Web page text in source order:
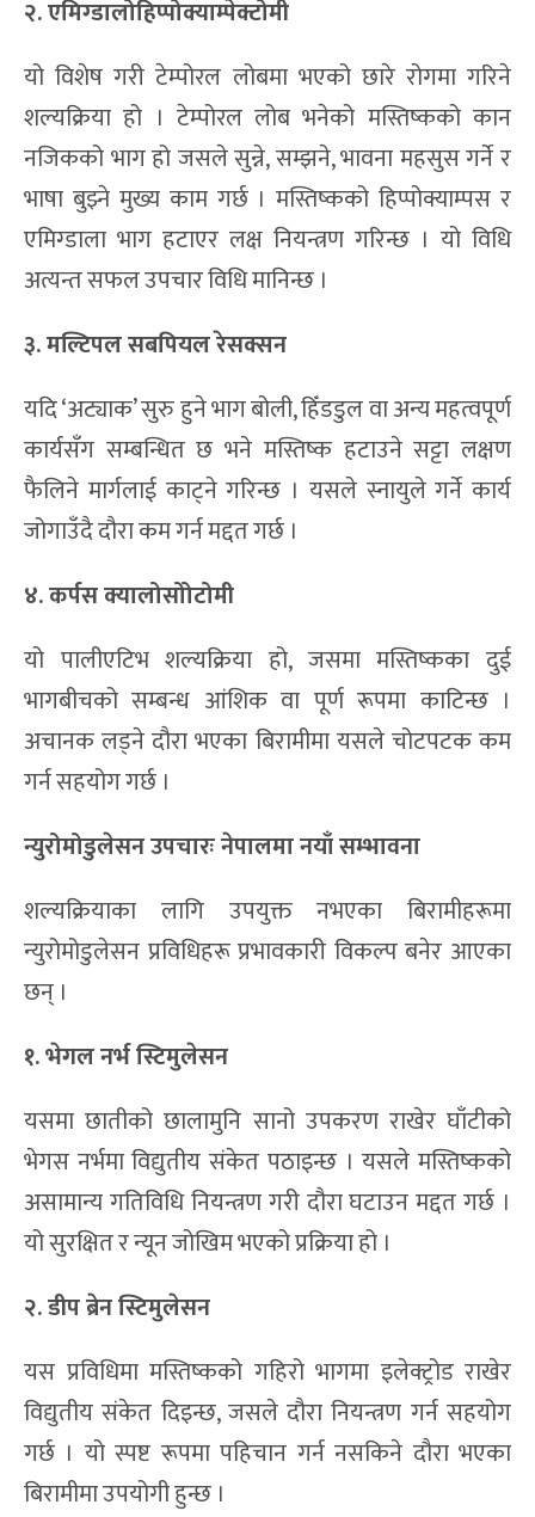
२. एमिग्डालोहिप्पोक्याम्पेक्टोमी
यो विशेष गरी टेम्पोरल लोबमा भएको छारे रोगमा गरिने
शल्यक्रिया हो । टेम्पोरल लोब भनेको मस्तिष्कको कान
नजिकको भाग हो जसले सुन्ने, सम्झने, भावना महसुस गर्ने र
भाषा बुझ्ने मुख्य काम गर्छ । मस्तिष्कको हिप्पोक्याम्पस र
एमिग्डाला भाग हटाएर लक्ष नियन्त्रण गरिन्छ । यो विधि
अत्यन्त सफल उपचार विधि मानिन्छ ।
३. मल्टिपल सबपियल रेसक्सन
यदि ‘अट्याक’ सुरु हुने भाग बोली, हिँडडुल वा अन्य महत्वपूर्ण
कार्यसँग सम्बन्धित छ भने मस्तिष्क हटाउने सट्टा लक्षण
फैलिने मार्गलाई काट्ने गरिन्छ । यसले स्नायुले गर्ने कार्य
जोगाउँदै दौरा कम गर्न मद्दत गर्छ ।
४. कर्पस क्यालोसोोटोमी
यो पालीएटिभ शल्यक्रिया हो, जसमा मस्तिष्कका दुई
भागबीचको सम्बन्ध आंशिक वा पूर्ण रूपमा काटिन्छ ।
अचानक लड्ने दौरा भएका बिरामीमा यसले चोटपटक कम
गर्न सहयोग गर्छ ।
न्युरोमोडुलेसन उपचारः नेपालमा नयाँ सम्भावना
शल्यक्रियाका लागि उपयुक्त नभएका बिरामीहरूमा
न्युरोमोडुलेसन प्रविधिहरू प्रभावकारी विकल्प बनेर आएका
छन् ।
१. भेगल नर्भ स्टिमुलेसन
यसमा छातीको छालामुनि सानो उपकरण राखेर घाँटीको
भेगस नर्भमा विद्युतीय संकेत पठाइन्छ । यसले मस्तिष्कको
असामान्य गतिविधि नियन्त्रण गरी दौरा घटाउन मद्दत गर्छ ।
यो सुरक्षित र न्यून जोखिम भएको प्रक्रिया हो ।
२. डीप ब्रेन स्टिमुलेसन
यस प्रविधिमा मस्तिष्कको गहिरो भागमा इलेक्ट्रोड राखेर
विद्युतीय संकेत दिइन्छ, जसले दौरा नियन्त्रण गर्न सहयोग
गर्छ । यो स्पष्ट रूपमा पहिचान गर्न नसकिने दौरा भएका
बिरामीमा उपयोगी हुन्छ ।